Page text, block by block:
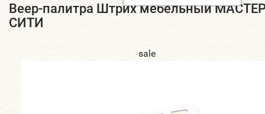
Веер-палитра Штрих мебельный
СИТИ
sale